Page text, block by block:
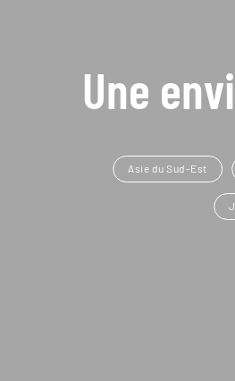
Une
Asie du Sud-Est